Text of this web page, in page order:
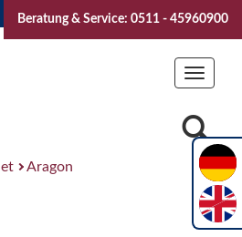
"Das Sommerfest 2026" Vive la
Beratung & Service: 0511 - 45960900
Toggle
Aragon